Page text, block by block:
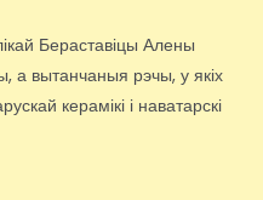
Бераставіцы Алены
а вытанчаныя рэчы, у якіх
керамікі і наватарскі